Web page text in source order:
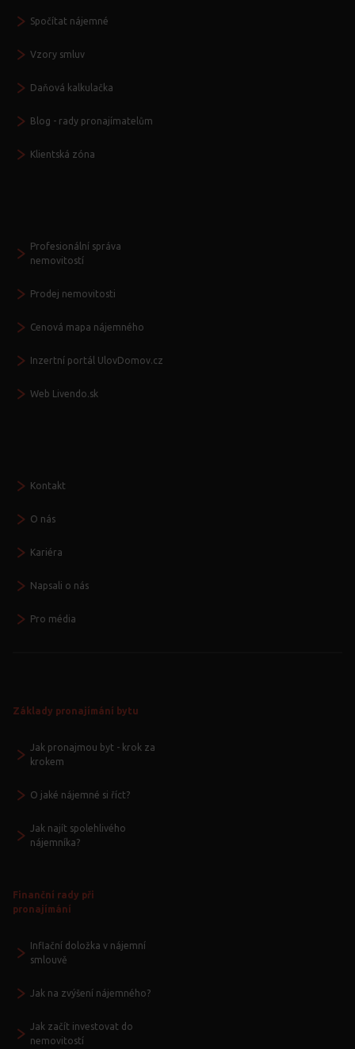
Spočítat nájemné
Vzory smluv
Daňová kalkulačka
Blog - rady pronajímatelům
Klientská zóna
Profesionální správa
nemovitostí
Prodej nemovitosti
Cenová mapa nájemného
Inzertní portál UlovDomov.cz
Web Livendo.sk
Kontakt
O nás
Kariéra
Napsali o nás
Pro média
Základy pronajímání bytu
Jak pronajmou byt - krok za
krokem
O jaké nájemné si říct?
Jak najít spolehlivého
nájemníka?
Finanční rady při
pronajímání
Inflační doložka v nájemní
smlouvě
Jak na zvýšení nájemného?
Jak začít investovat do
nemovitostí